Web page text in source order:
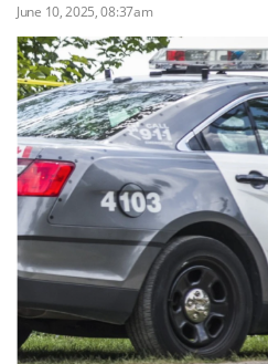
June 10, 2025, 08:37am